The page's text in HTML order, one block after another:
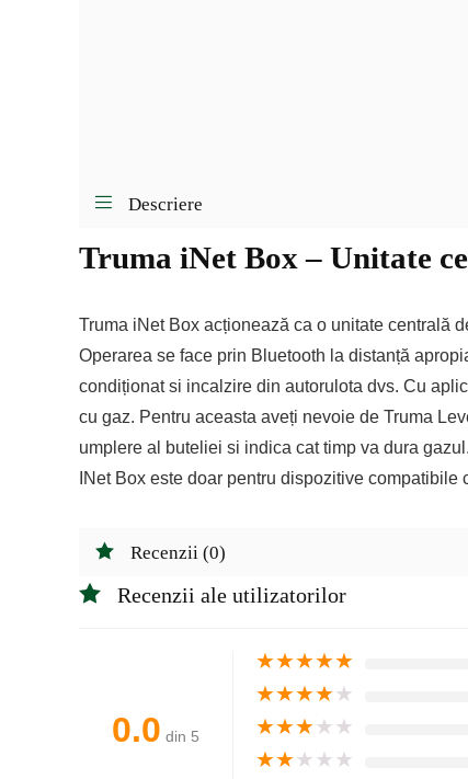
Descriere
Truma iNet Box – Unitate
Truma iNet Box acționează ca o unitate centrală
Operarea se face prin Bluetooth la distanță
condiționat si incalzire din autorulota dvs. Cu
cu gaz. Pentru aceasta aveți nevoie de Truma
umplere al buteliei si indica cat timp va dura gazul.
INet Box este doar pentru dispozitive
Recenzii (0)
Recenzii ale utilizatorilor
0.0 din 5
★★★★★
★★★★★
★★★★★
★★★★★